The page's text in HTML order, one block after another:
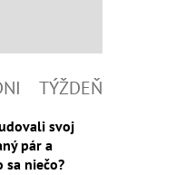
TÝŽDEŇ
svoj
pár a
niečo?